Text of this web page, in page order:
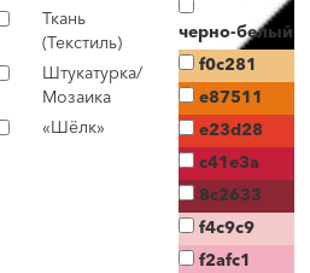
Ткань
(Текстиль)
Штукатурка/
Мозаика
«Шёлк»
черно-белый
f0c281
e87511
e23d28
c41e3a
8c2633
f4c9c9
f2afc1